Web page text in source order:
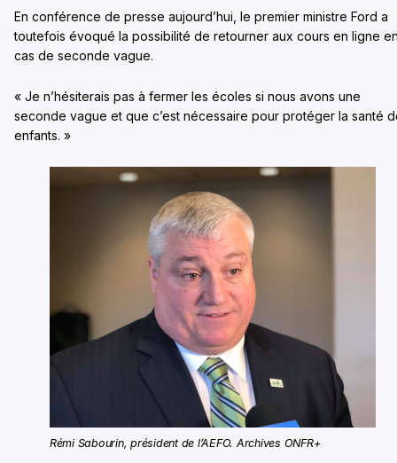
En conférence de presse aujourd’hui, le premier ministre Ford a
toutefois évoqué la possibilité de retourner aux cours en ligne
cas de seconde vague.
« Je n’hésiterais pas à fermer les écoles si nous avons une
seconde vague et que c’est nécessaire pour protéger la santé
enfants. »
Rémi Sabourin, président de l’AEFO. Archives ONFR+